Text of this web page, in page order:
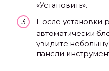
«Установить».
После установки
автоматически
увидите
панели